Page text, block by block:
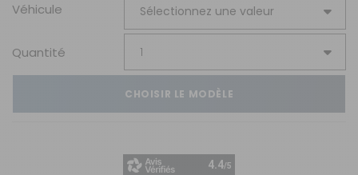
Véhicule
Quantité
CHOISIR LE MODÈLE